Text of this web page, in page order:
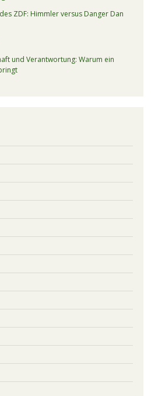
ZDF: Himmler versus Danger Dan
und Verantwortung: Warum ein